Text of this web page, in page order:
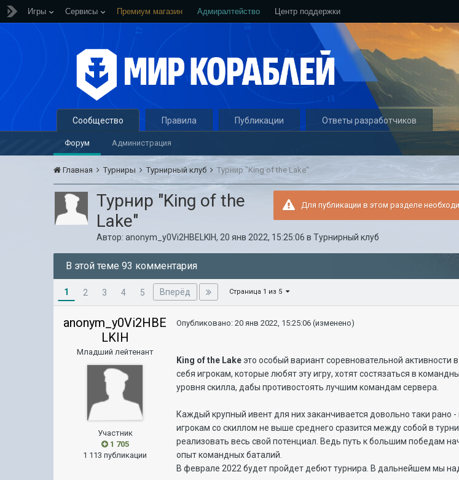
Игры Сервисы Премиум магазин Адмиралтейство Центр поддержки
Сообщество
Форум Администрация
Правила Публикации Ответы разработчиков
Главная Турниры Турнирный клуб Турнир "King of the Lake"
Для публикации в этом разделе
Турнир "King of the
Lake"
Автор:anonym_y0Vi2HBELKIH, 20 янв 2022, 15:25:06 вТурнирный клуб
В этой теме 93 комментария
1 2 3 4 5 Вперёд Страница 1 из 5
anonym_y0Vi2HBE
LKIH
Младший лейтенант
Участник
1 705
1 113 публикации
Опубликовано:20 янв 2022, 15:25:06 (изменено)
King of the Lakeэто особый вариант соревновательной
себя игрокам, которые любят эту игру, хотят состязаться в
уровня скилла, дабы противостоять лучшим командам сервера.
Каждый крупный ивент для них заканчивается довольно таки
игрокам со скиллом не выше среднего сразится между собой в
реализовать весь свой потенциал. Ведь путь к большим победам
опыт командных баталий.
В феврале 2022 будет пройдет дебют турнира. В дальнейшем мы